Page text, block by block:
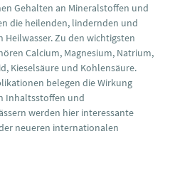
Gehalten an Mineralstoffen und
die heilenden, lindernden und
Zu den wichtigsten
Calcium, Magnesium, Natrium,
Kieselsäure und Kohlensäure.
belegen die Wirkung
Inhaltsstoffen und
werden hier interessante
neueren internationalen